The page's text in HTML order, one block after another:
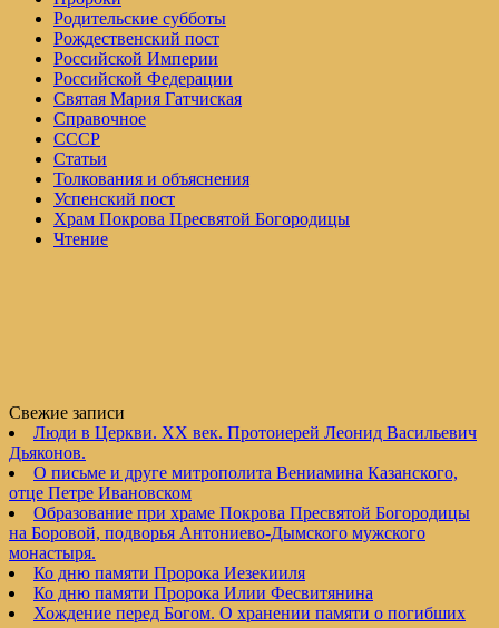
Родительские субботы
Рождественский пост
Российской Империи
Российской Федерации
Святая Мария Гатчиская
Справочное
СССР
Статьи
Толкования и объяснения
Успенский пост
Храм Покрова Пресвятой Богородицы
Чтение
Свежие записи
Люди в Церкви. XX век. Протоиерей Леонид Васильевич
Дьяконов.
О письме и друге митрополита Вениамина Казанского,
отце Петре Ивановском
Образование при храме Покрова Пресвятой Богородицы
на Боровой, подворья Антониево-Дымского мужского
монастыря.
Ко дню памяти Пророка Иезекииля
Ко дню памяти Пророка Илии Фесвитянина
Хождение перед Богом. О хранении памяти о погибших